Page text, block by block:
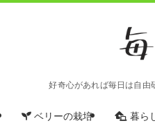
好奇心があれば毎日は自由
ベリーの栽培 暮ら